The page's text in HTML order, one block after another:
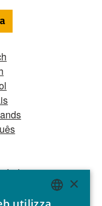
Indonesia
×